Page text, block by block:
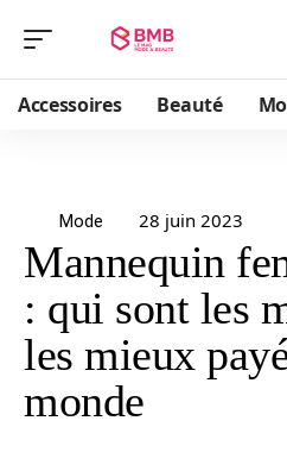
Accessoires Beauté
Mode 28 juin 2023
Mannequin
: qui sont les
les mieux
monde